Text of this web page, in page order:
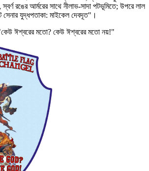
রঙের আর্মরের সাথে নীলাভ-সাদা পটভূমিতে; উপরে লাল
সেনার যুদ্ধপতাকা: মাইকেল দেবদূত"।
"কেউ ঈশ্বরের মতো? কেউ ঈশ্বরের মতো নয়!"